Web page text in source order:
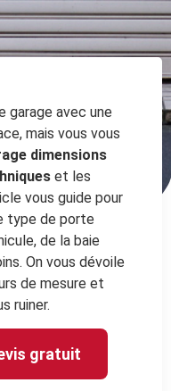
garage avec une
mais vous vous
dimensions
et les
vous guide pour
type de porte
de la baie
On vous dévoile
de mesure et
ruiner.
gratuit